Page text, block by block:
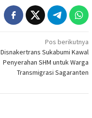
Pos berikutnya
Disnakertrans Sukabumi Kawal
Penyerahan SHM untuk Warga
Transmigrasi Sagaranten